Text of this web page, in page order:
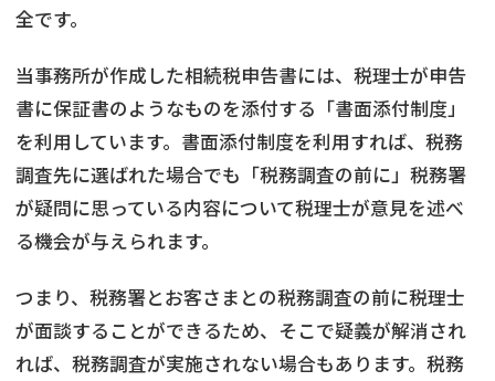
全です。
当事務所が作成した相続税申告書には、税理士が申告
書に保証書のようなものを添付する「書面添付制度」
を利用しています。書面添付制度を利用すれば、税務
調査先に選ばれた場合でも「税務調査の前に」税務署
が疑問に思っている内容について税理士が意見を述べ
る機会が与えられます。
つまり、税務署とお客さまとの税務調査の前に税理士
が面談することができるため、そこで疑義が解消され
れば、税務調査が実施されない場合もあります。税務